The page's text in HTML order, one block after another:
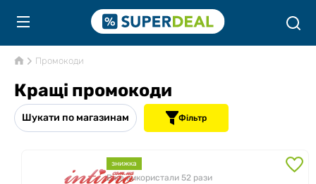
Промокоди
Кращі промокоди
Шукати по магазинам Фільтр
знижка
Вже використали 52 рази